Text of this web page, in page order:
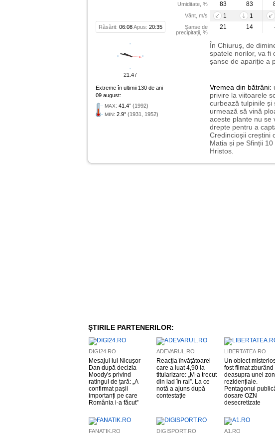
Răsărit: 06:08Apus: 20:35
Umiditate, %
Vânt, m/s
Șanse de
precipitații, %
83
83
1
1
21
14
În Chiuruș, de
spatele norilor, va fi
șanse de apariție a
Extreme în ultimii 130 de ani
09 august:
MAX: 41.4° (1992)
MIN: 2.9° (1931, 1952)
Vremea din bătrâni:
privire la viitoarele
curbează tulpinile și
urmează să vină
aceste plante nu se
drepte pentru a
Credincioșii creștini
Matia și pe Sfinții
Hristos.
21:47
ȘTIRILE PARTENERILOR:
DIGI24.RO
Mesajul lui Nicușor
Dan după decizia
Moody's privind
ratingul de țară: „A
confirmat pașii
importanți pe care
România i-a făcut”
ADEVARUL.RO
Reacția învățătoarei
care a luat 4,90 la
titularizare: „M-a trecut
din iad în rai”. La ce
notă a ajuns după
contestație
LIBERTATEA.RO
Un obiect
fost filmat zburând
deasupra unei
rezidențiale.
Pentagonul
dosare OZN
desecretizate
FANATIK.RO DIGISPORT.RO A1.RO